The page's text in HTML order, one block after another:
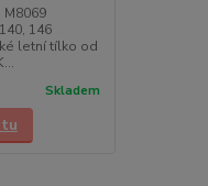
146
letní tílko od
Skladem